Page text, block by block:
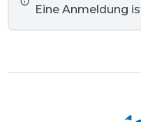
Eine Anmeldung